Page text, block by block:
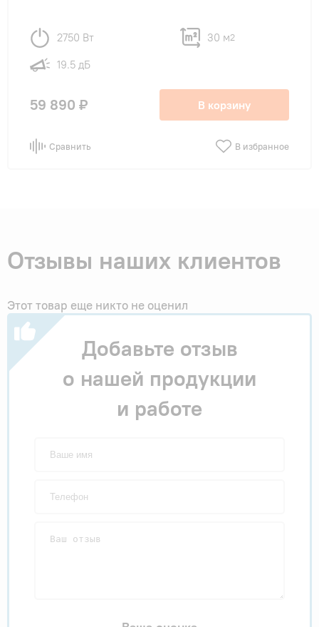
2750 Вт 30 м2
19.5 дБ
59 890 ₽ В корзину
Сравнить В избранное
Отзывы наших клиентов
Этот товар еще никто не оценил
Добавьте отзыв
о нашей продукции
и работе